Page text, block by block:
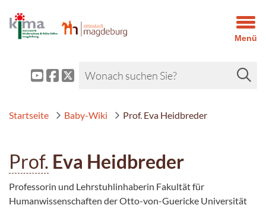
Menü
Startseite Baby-Wiki Prof. Eva Heidbreder
Prof. Eva Heidbreder
Professorin und Lehrstuhlinhaberin Fakultät für
Humanwissenschaften der Otto-von-Guericke Universität